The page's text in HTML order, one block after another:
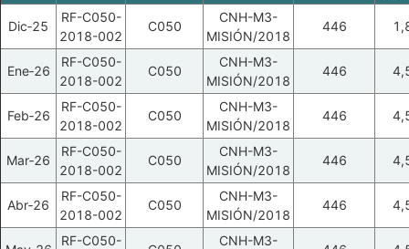
Dic‑25
RF-C050-
2018-002
C050
CNH-M3-
MISIÓN/2018
446
Ene‑26
RF-C050-
2018-002
C050
CNH-M3-
MISIÓN/2018
446
Feb‑26
RF-C050-
2018-002
C050
CNH-M3-
MISIÓN/2018
446
Mar‑26
RF-C050-
2018-002
C050
CNH-M3-
MISIÓN/2018
446
Abr‑26
RF-C050-
2018-002
C050
CNH-M3-
MISIÓN/2018
446
RF-C050- CNH-M3-